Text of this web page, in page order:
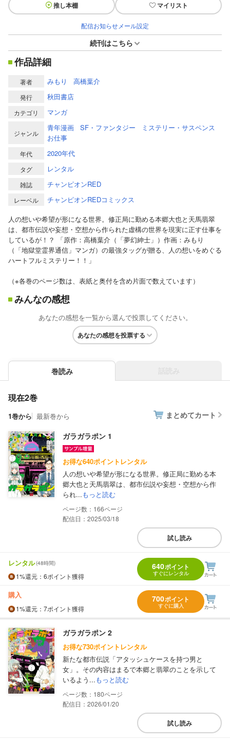
推し本棚 マイリスト
配信お知らせメール設定
続刊はこちら
作品詳細
著者 みもり 高橋葉介
発行 秋田書店
カテゴリ マンガ
ジャンル
青年漫画 SF・ファンタジー
ミステリー・サスペンス
お仕事
年代 2020年代
タグ レンタル
雑誌 チャンピオンRED
レーベル
チャンピオンREDコミックス
人の想いや希望が形になる世界。修正局に勤める本郷大也と天馬翡翠
は、都市伝説や妄想・空想から作られた虚構の世界を現実に正す仕事を
しているが！？ 「原作：高橋葉介（「夢幻紳士」）作画：みもり
（「地獄堂霊界通信」マンガ）の最強タッグが贈る、人の想いをめぐる
ハートフルミステリー！！」
（※各巻のページ数は、表紙と奥付を含め片面で数えています）
みんなの感想
あなたの感想を一覧から選んで投票してください。
あなたの感想を投票する
巻読み
現在2巻
1巻から 最新巻から まとめてカート
ガラガラポン 1
お得な640ポイントレンタル
人の想いや希望が形になる世界。修正局に勤める本
郷大也と天馬翡翠は、都市伝説や妄想・空想から作
られ...もっと読む
166
配信日：2025/03/18
試し読み
レンタル(48時間)
1%還元 ：6ポイント獲得
640ポイント
すぐにレンタル
購入
1%還元 ：7ポイント獲得
700ポイント
すぐに購入
ガラガラポン 2
お得な730ポイントレンタル
新たな都市伝説「アタッシュケースを持つ男と
女」。その内容はまるで本郷と翡翠のことを示して
いるよう...もっと読む
180
配信日：2026/01/20
試し読み